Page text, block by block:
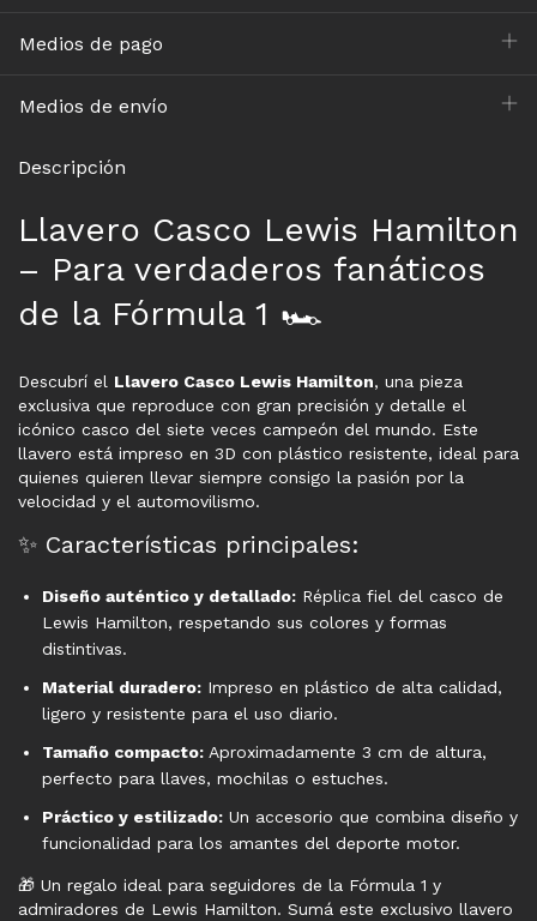
Medios de pago
Medios de envío
Descripción
Llavero Casco Lewis Hamilton
– Para verdaderos fanáticos
de la Fórmula 1 🏎️
Descubrí el Llavero Casco Lewis Hamilton, una pieza
exclusiva que reproduce con gran precisión y detalle el
icónico casco del siete veces campeón del mundo. Este
llavero está impreso en 3D con plástico resistente, ideal para
quienes quieren llevar siempre consigo la pasión por la
velocidad y el automovilismo.
✨ Características principales:
Diseño auténtico y detallado: Réplica fiel del casco de
Lewis Hamilton, respetando sus colores y formas
distintivas.
Material duradero: Impreso en plástico de alta calidad,
ligero y resistente para el uso diario.
Tamaño compacto: Aproximadamente 3 cm de altura,
perfecto para llaves, mochilas o estuches.
Práctico y estilizado: Un accesorio que combina diseño y
funcionalidad para los amantes del deporte motor.
🎁 Un regalo ideal para seguidores de la Fórmula 1 y
admiradores de Lewis Hamilton. Sumá este exclusivo llavero